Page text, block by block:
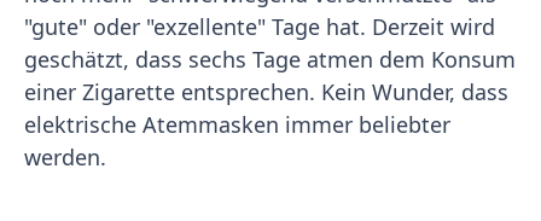
"gute" oder "exzellente" Tage hat. Derzeit wird
geschätzt, dass sechs Tage atmen dem Konsum
einer Zigarette entsprechen. Kein Wunder, dass
elektrische Atemmasken immer beliebter
werden.